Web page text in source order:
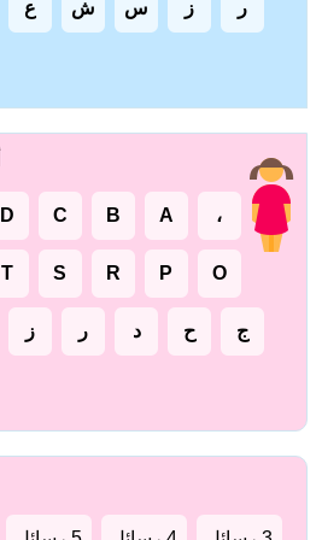
ر ز س ش ع
، A
B
C
D
O
P
R
S
T
ج ح د ر ز